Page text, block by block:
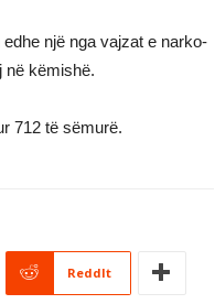
një nga vajzat e narko-
në këmishë.
712 të sëmurë.
ReddIt